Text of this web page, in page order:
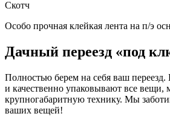
Скотч
Особо прочная клейкая лента на п/э
Дачный переезд «под
Полностью берем на себя ваш
и качественно упаковывают все вещи,
крупногабаритную технику. Мы
ваших вещей!